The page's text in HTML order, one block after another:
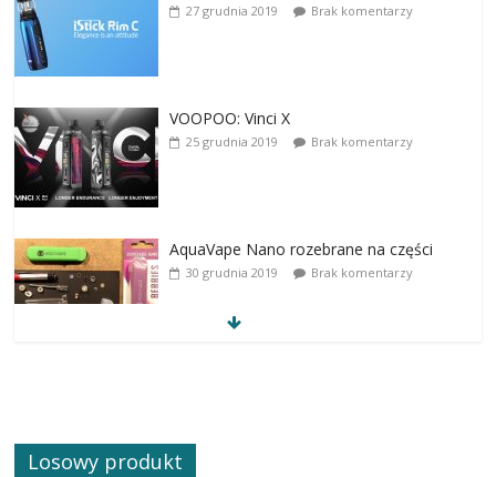
27 grudnia 2019 Brak komentarzy
VOOPOO: Vinci X
25 grudnia 2019 Brak komentarzy
AquaVape Nano rozebrane na części
30 grudnia 2019 Brak komentarzy
Losowy produkt